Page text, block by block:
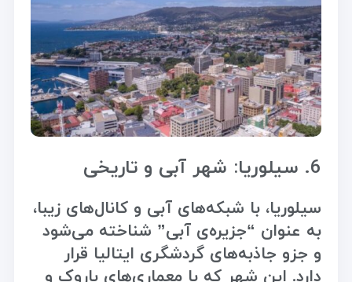
6. سیلوریا: شهر آبی و تاریخی
سیلوریا، با شبکه‌های آبی و کانال‌های زیبا،
به عنوان “جزیره‌ی آبی” شناخته می‌شود
و جزو جاذبه‌های گردشگری ایتالیا قرار